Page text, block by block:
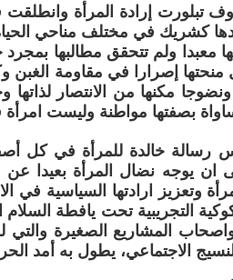
تبلورت إرادة المرأة
كشريك في مختلف مناحي
ولم تتحقق مطالبها بمجرد
منحتها إصرارا في مقاومة
مكنها من الانتصار لذاتها
بصفتها مواطنة وليست
رسالة خالدة للمرأة في كل
ان يوجه نضال المرأة بعيدا
وتعزيز ارادتها السياسية في
التجريبية تحت يافطة
المشاريع الصغيرة
الاجتماعي، يطول به أمد